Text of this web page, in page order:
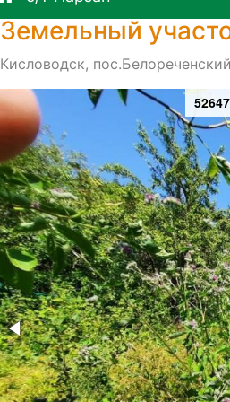
Земельный
Кисловодск,